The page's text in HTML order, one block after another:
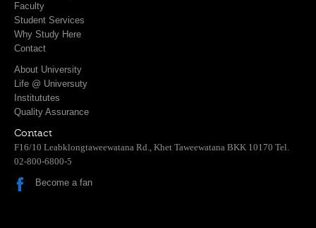
Faculty
Student Services
Why Study Here
Contact
About University
Life @ Universuty
Institututes
Quality Assurance
Contact
F16/10 Leabklongtaweewatana Rd., Khet Taweewatana BKK 10170 Tel.
02-800-6800-5
Become a fan